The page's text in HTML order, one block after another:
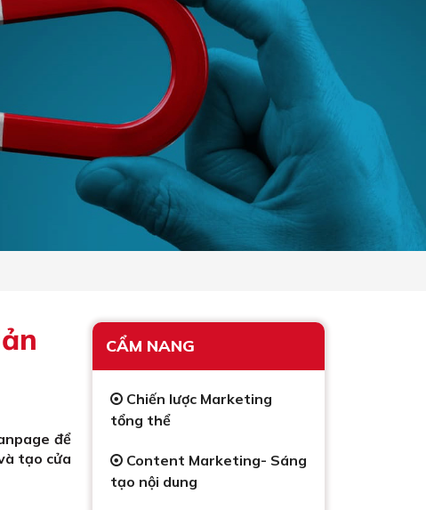
để
tạo cửa
CẨM NANG
Chiến lược Marketing
tổng thể
Content Marketing- Sáng
tạo nội dung